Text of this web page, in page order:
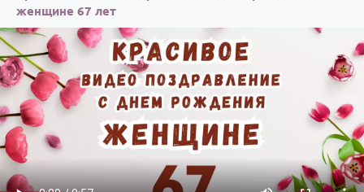
женщине 67 лет